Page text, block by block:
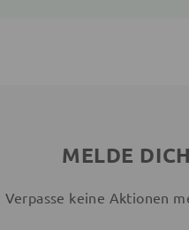
MELDE
Verpasse keine Aktionen